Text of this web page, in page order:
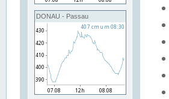
DONAU - Passau